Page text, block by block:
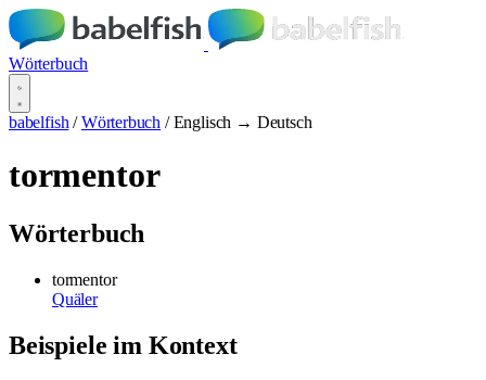
Wörterbuch
babelfish / Wörterbuch / Englisch → Deutsch
tormentor
Wörterbuch
tormentor
Quäler
Beispiele im Kontext